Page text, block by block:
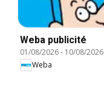
Weba publicité
01/08/2026- 10/08/2026
Weba